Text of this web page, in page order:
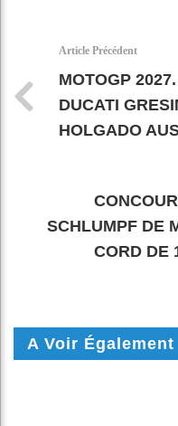
Article Précédent
MOTOGP
DUCATI
HOLGADO
SCHLUMPF DE
CORD DE
A Voir Également